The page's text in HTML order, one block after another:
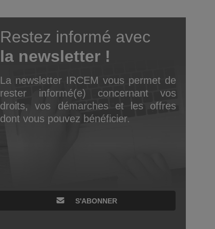
Restez informé avec
la newsletter !
La newsletter IRCEM vous permet de
rester informé(e) concernant vos
droits, vos démarches et les offres
dont vous pouvez bénéficier.
S'ABONNER